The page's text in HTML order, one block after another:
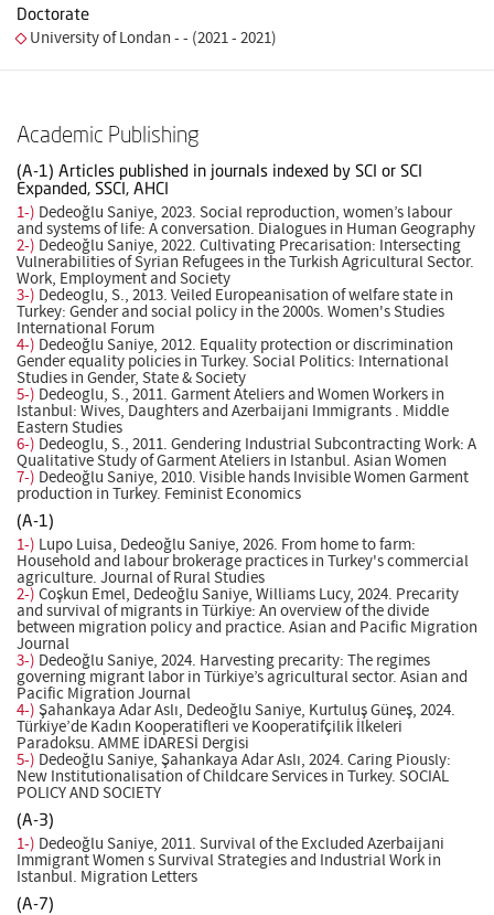
Doctorate
University of Londan - - (2021 - 2021)
Academic Publishing
(A-1) Articles published in journals indexed by SCI or SCI
Expanded, SSCI, AHCI
1-) Dedeoğlu Saniye, 2023. Social reproduction, women’s labour
and systems of life: A conversation. Dialogues in Human Geography
2-) Dedeoğlu Saniye, 2022. Cultivating Precarisation: Intersecting
Vulnerabilities of Syrian Refugees in the Turkish Agricultural Sector.
Work, Employment and Society
3-) Dedeoglu, S., 2013. Veiled Europeanisation of welfare state in
Turkey: Gender and social policy in the 2000s. Women's Studies
International Forum
4-) Dedeoğlu Saniye, 2012. Equality protection or discrimination
Gender equality policies in Turkey. Social Politics: International
Studies in Gender, State & Society
5-) Dedeoglu, S., 2011. Garment Ateliers and Women Workers in
Istanbul: Wives, Daughters and Azerbaijani Immigrants . Middle
Eastern Studies
6-) Dedeoglu, S., 2011. Gendering Industrial Subcontracting Work: A
Qualitative Study of Garment Ateliers in Istanbul. Asian Women
7-) Dedeoğlu Saniye, 2010. Visible hands Invisible Women Garment
production in Turkey. Feminist Economics
(A-1)
1-) Lupo Luisa, Dedeoğlu Saniye, 2026. From home to farm:
Household and labour brokerage practices in Turkey's commercial
agriculture. Journal of Rural Studies
2-) Coşkun Emel, Dedeoğlu Saniye, Williams Lucy, 2024. Precarity
and survival of migrants in Türkiye: An overview of the divide
between migration policy and practice. Asian and Pacific Migration
Journal
3-) Dedeoğlu Saniye, 2024. Harvesting precarity: The regimes
governing migrant labor in Türkiye’s agricultural sector. Asian and
Pacific Migration Journal
4-) Şahankaya Adar Aslı, Dedeoğlu Saniye, Kurtuluş Güneş, 2024.
Türkiye’de Kadın Kooperatifleri ve Kooperatifçilik İlkeleri
Paradoksu. AMME İDARESİ Dergisi
5-) Dedeoğlu Saniye, Şahankaya Adar Aslı, 2024. Caring Piously:
New Institutionalisation of Childcare Services in Turkey. SOCIAL
POLICY AND SOCIETY
(A-3)
1-) Dedeoğlu Saniye, 2011. Survival of the Excluded Azerbaijani
Immigrant Women s Survival Strategies and Industrial Work in
Istanbul. Migration Letters
(A-7)